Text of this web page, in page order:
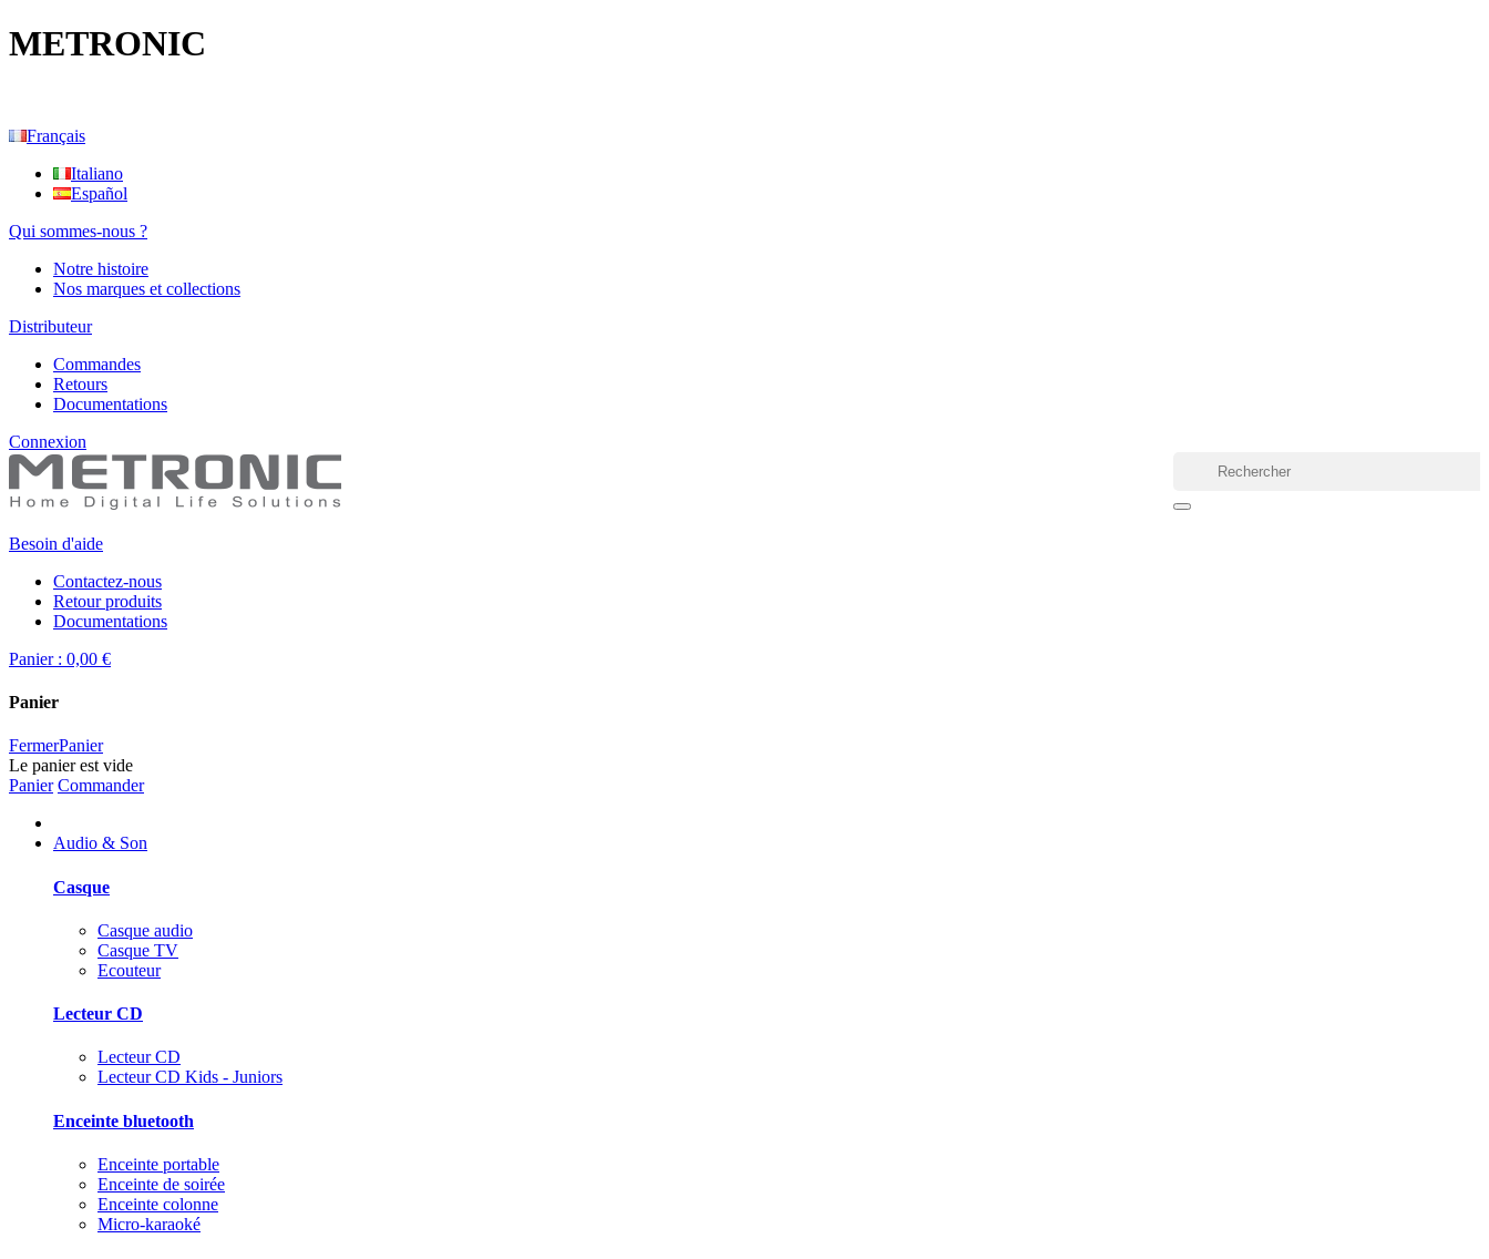
METRONIC
Français
Italiano
Español
Qui sommes-nous ?
Notre histoire
Nos marques et collections
Distributeur
Commandes
Retours
Documentations
Connexion
Besoin d'aide
Contactez-nous
Retour produits
Documentations
Panier : 0,00 €
Panier
FermerPanier
Le panier est vide
Panier Commander
Audio & Son
Casque
Casque audio
Casque TV
Ecouteur
Lecteur CD
Lecteur CD
Lecteur CD Kids - Juniors
Enceinte bluetooth
Enceinte portable
Enceinte de soirée
Enceinte colonne
Micro-karaoké